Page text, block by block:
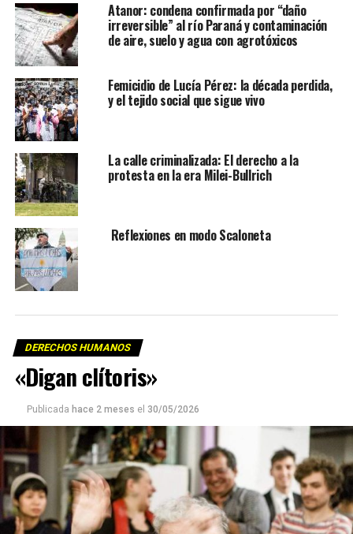
Atanor: condena confirmada por “daño
irreversible” al río Paraná y contaminación
de aire, suelo y agua con agrotóxicos
Femicidio de Lucía Pérez: la década perdida,
y el tejido social que sigue vivo
La calle criminalizada: El derecho a la
protesta en la era Milei-Bullrich
Reflexiones en modo Scaloneta
DERECHOS HUMANOS
«Digan clítoris»
Publicada hace 2 meses el 30/05/2026